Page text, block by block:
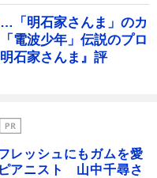
「明石家さんま」のカ
電波少年」伝説のプロ
石家さんま』評
レッシュにもガムを愛
アニスト 山中千尋さ